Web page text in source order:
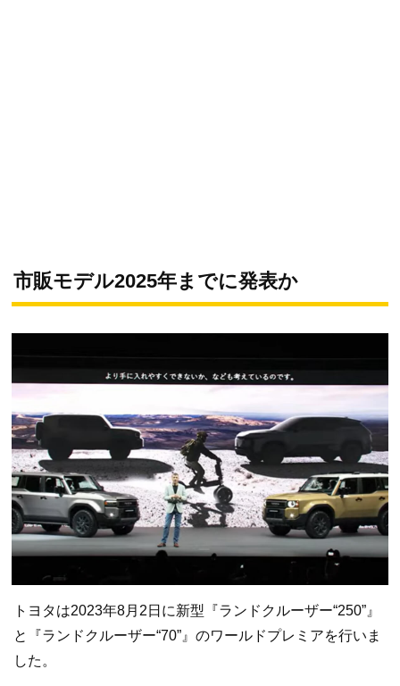
市販モデル2025年までに発表か
トヨタは2023年8月2日に新型『ランドクルーザー“250”』
と『ランドクルーザー“70”』のワールドプレミアを行いま
した。